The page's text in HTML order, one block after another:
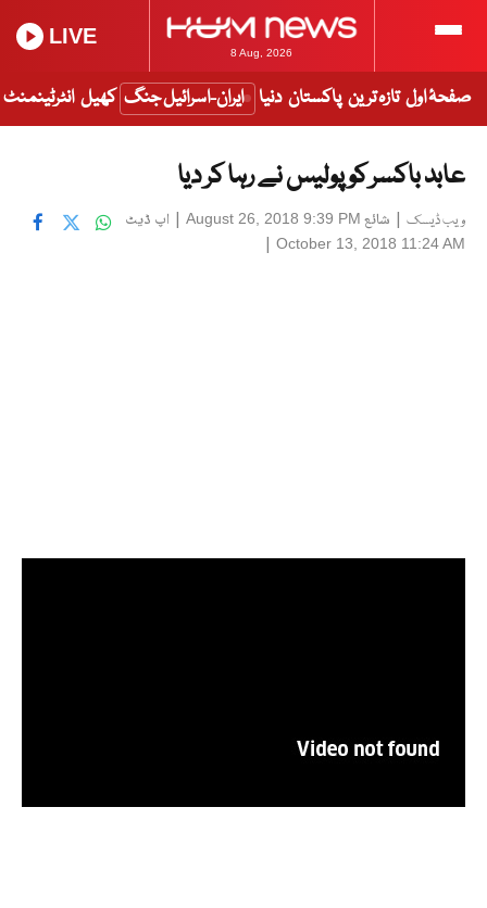
8 Aug, 2026
LIVE
صفحۂ اول تازہ ترین پاکستان دنیا ایران-اسرائیل جنگ کھیل انٹرٹینمنٹ
عابد باکسر کو پولیس نے رہا کر دیا
ویب ڈیسک | شائع August 26, 2018 9:39 PM
| اپ ڈیٹ
October 13, 2018 11:24 AM
|